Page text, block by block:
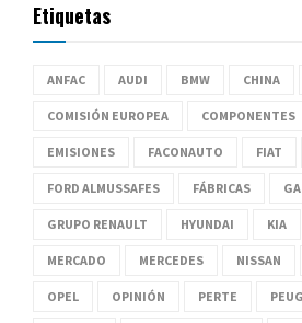
Etiquetas
ANFAC AUDI BMW CHINA
COMISIÓN EUROPEA COMPONENTES
EMISIONES FACONAUTO FIAT
FORD ALMUSSAFES FÁBRICAS
GRUPO RENAULT HYUNDAI KIA
MERCADO MERCEDES NISSAN
OPEL OPINIÓN PERTE